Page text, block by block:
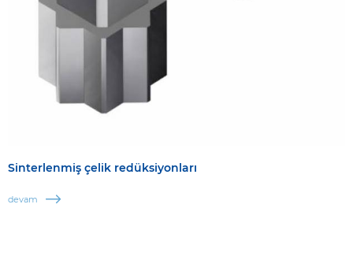
Sinterlenmiş çelik redüksiyonları
devam